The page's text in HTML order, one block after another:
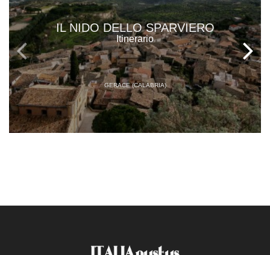
IL NIDO DELLO SPARVIERO
Itinerario
GERACE (CALABRIA)